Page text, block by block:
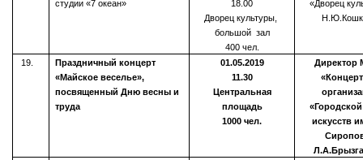
студии «7 океан»
18.00
Дворец культуры,
большой зал
400 чел.
«Дворец
19.
Праздничный концерт
«Майское веселье»,
посвященный Дню весны и
труда
01.05.2019
11.30
Центральная
площадь
1000 чел.
Директор
искусств